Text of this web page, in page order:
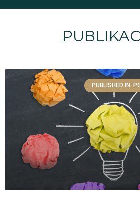
PUBLISHED IN: